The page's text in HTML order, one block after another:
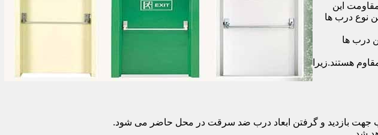
این
نوع درب ها
درب ها
هستند.زیرا
جهت بازدید و گرفتن ابعاد درب ضد سرقت در محل حاضر می شود.